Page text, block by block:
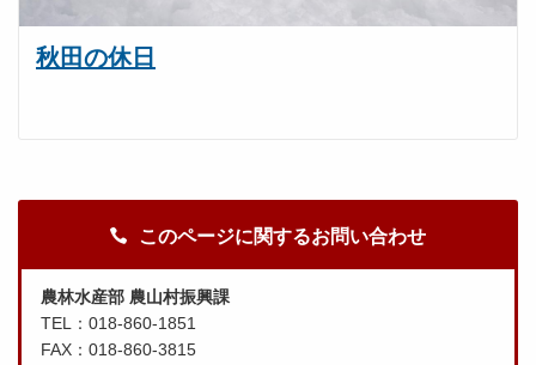
秋田の休日
このページに関するお問い合わせ
農林水産部 農山村振興課
TEL：018-860-1851
FAX：018-860-3815